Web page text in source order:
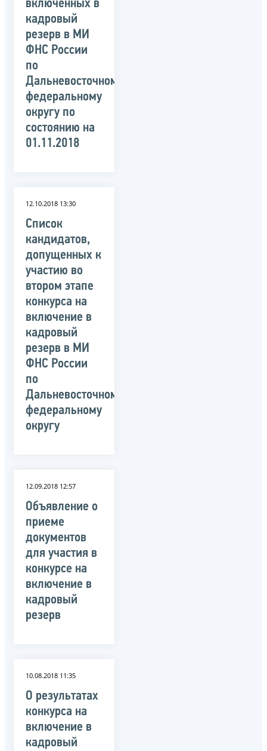
включенных в
кадровый
резерв в МИ
ФНС России
по
Дальневосточному
федеральному
округу по
состоянию на
01.11.2018
12.10.2018 13:30
Список
кандидатов,
допущенных к
участию во
втором этапе
конкурса на
включение в
кадровый
резерв в МИ
ФНС России
по
Дальневосточному
федеральному
округу
12.09.2018 12:57
Объявление о
приеме
документов
для участия в
конкурсе на
включение в
кадровый
резерв
10.08.2018 11:35
О результатах
конкурса на
включение в
кадровый